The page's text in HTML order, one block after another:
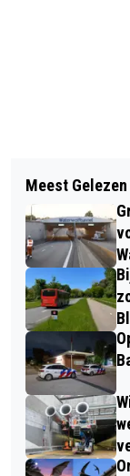
FATS
MISTER
EXPOSITIE
GALERIE
Meest Gelezen